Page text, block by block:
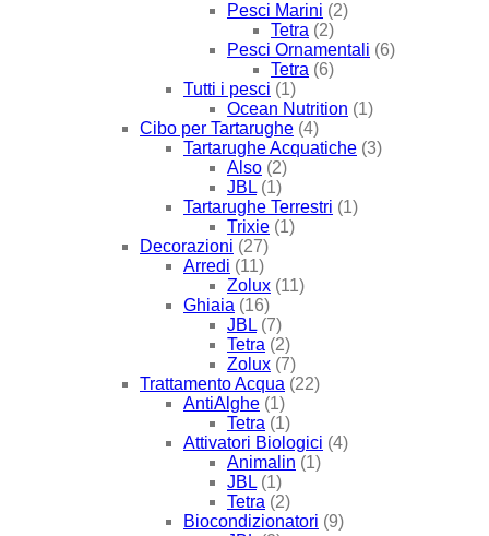
Pesci Marini (2)
Tetra (2)
Pesci Ornamentali (6)
Tetra (6)
Tutti i pesci (1)
Ocean Nutrition (1)
Cibo per Tartarughe (4)
Tartarughe Acquatiche (3)
Also (2)
JBL (1)
Tartarughe Terrestri (1)
Trixie (1)
Decorazioni (27)
Arredi (11)
Zolux (11)
Ghiaia (16)
JBL (7)
Tetra (2)
Zolux (7)
Trattamento Acqua (22)
AntiAlghe (1)
Tetra (1)
Attivatori Biologici (4)
Animalin (1)
JBL (1)
Tetra (2)
Biocondizionatori (9)